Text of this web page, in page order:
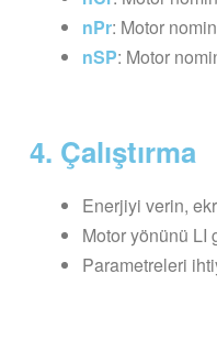
nPr: Motor
nSP: Motor
4. Çalıştırma
Enerjiyi verin,
Motor yönünü LI
Parametreleri